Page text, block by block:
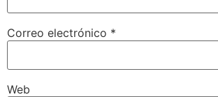
Correo electrónico *
Web